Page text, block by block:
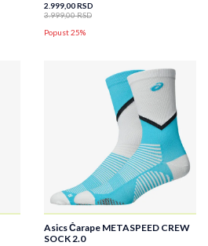
2.999,00RSD
3.999,00RSD
Popust 25%
Asics Čarape METASPEED CREW
SOCK 2.0